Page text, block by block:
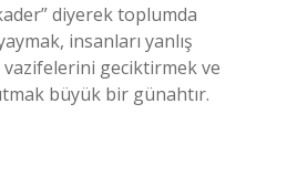
diyerek toplumda
insanları yanlış
geciktirmek ve
büyük bir günahtır.